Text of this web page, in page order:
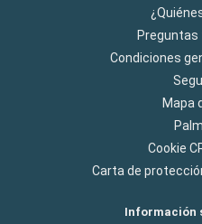
Condiciones
Mapa
Cookie
Carta de
Información